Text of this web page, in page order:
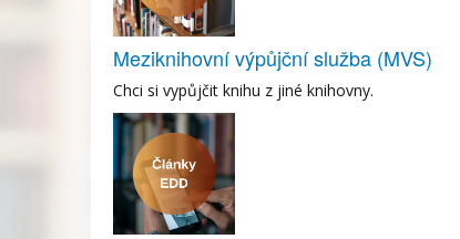
Meziknihovní výpůjční služba (MVS)
Chci si vypůjčit knihu z jiné knihovny.